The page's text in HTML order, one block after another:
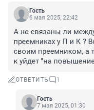
Гость
6 мая 2025, 22:42
А не связаны ли
преемниках у П и К ?
своим преемником, а
к уйдет "на
ОТВЕТИТЬ 1
Гость
7 мая 2025, 01:30